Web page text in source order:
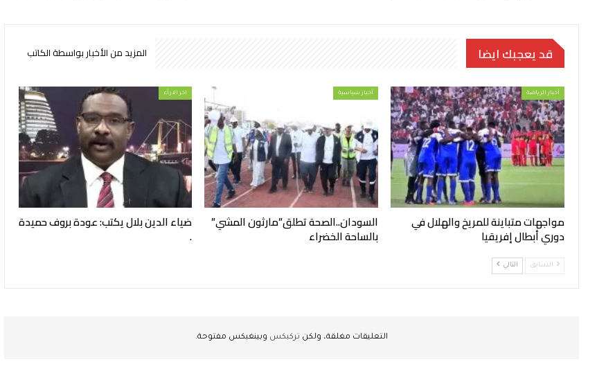
قد يعجبك ايضا المزيد من الأخبار بواسطة الكاتب
أخبار الرياضة
مواجهات متباينة للمريخ والهلال في
دوري أبطال إفريقيا
أخبار سياسية
السودان..الصحة تطلق”مارثون المشي”
بالساحة الخضراء
اخر الارأء
ضياء الدين بلال يكتب: عودة بروف حميدة
.
السابق التالي
التعليقات مغلقة، ولكن تركبكس وبينغبكس مفتوحة.